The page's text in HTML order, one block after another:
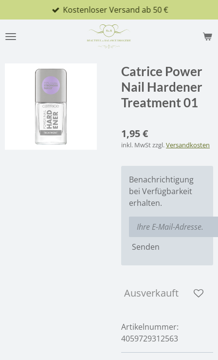
Hauptinhalt
springen
Kostenloser Versand ab 50 €
Catrice Power
Nail Hardener
Treatment 01
1,95 €
inkl. MwSt zzgl.Versandkosten
Benachrichtigung
bei Verfügbarkeit
erhalten.
Senden
Ausverkauft
Artikelnummer:
4059729312563